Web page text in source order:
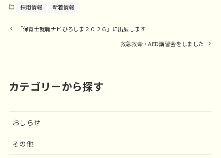
採用情報 新着情報
「保育士就職ナビひろしま２０２６」に出展します
救急救命・AED講習会をしました
カテゴリーから探す
おしらせ
その他